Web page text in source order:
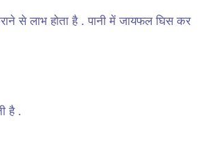
से लाभ होता है . पानी में जायफल घिस कर
है .